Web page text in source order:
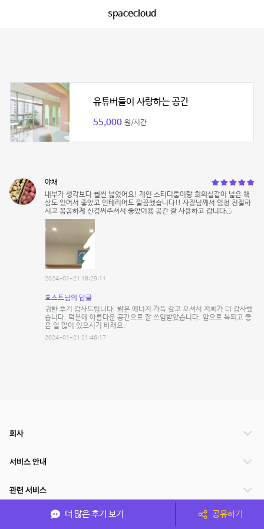
spacecloud
유튜버들이 사랑하는 공간
55,000 원/시간
야채
내부가 생각보다 훨씬 넓었어요! 개인 스터디룸이랑 회의실같이 넓은 책
상도 있어서 좋았고 인테리어도 깔끔했습니다!! 사장님께서 엄청 친절하
시고 꼼꼼하게 신경써주셔서 좋았어용 공간 잘 사용하고 갑니다◡̈
2024-01-21 18:29:11
호스트님의 답글
귀한 후기 감사드립니다. 밝은 에너지 가득 갖고 오셔서 저희가 더 감사했
습니다. 덕분에 아름다운 공간으로 잘 쓰임받았습니다. 앞으로 복되고 좋
은 일 많이 있으시기 바래요.
2024-01-21 21:46:17
더 많은 후기 보기 공유하기
회사
서비스 안내
관련 서비스